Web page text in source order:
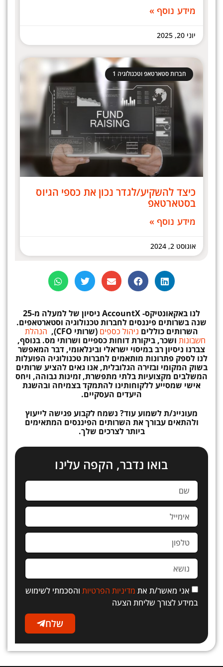
מידע נוסף »
יוני 20, 2025
חברות סטארטאפ וטכנולוגיה 1
כיצד להשקיע/לגדר נכון את כספי הגיוס
בסטארטאפ
מידע נוסף »
אוגוסט 2, 2024
לנו באקאונטיקס-AccountX ניסיון
של למעלה מ-25
שנה בשרותים פיננסים לחברות טכנולוגיה וסטארטאפים.
השרותים כוללים ניהול כספים (שרותי CFO),
הנהלת
חשבונות ושכר, ביקורת דוחות כספיים ושרותי מס. בנוסף,
צברנו ניסיון רב במיסוי ישראלי ובינלאומי, דבר המאפשר
לנו לספק פתרונות מותאמים לחברות טכנולוגיה הפועלות
בשוק המקומי ובזירה הגלובלית, אנו גאים להציע שרותים
המשלבים מקצועיות בלתי מתפשרת, זמינות גבוהה, ויחס
אישי שמסייע ללקוחותינו להתמקד בצמיחה ובהשגת
היעדים העסקיים.
מעוניינ/ת לשמוע עוד? נשמח לקבוע פגישה לייעוץ
ולהתאים עבורך את השרותים הפיננסים המתאימים
ביותר לצרכים שלך.
בואו נדבר, הקפה עלינו
אני מאשר/ת את מדיניות הפרטיות והסכמתי לשימוש
במידע לצורך שליחת הצעה
שלח